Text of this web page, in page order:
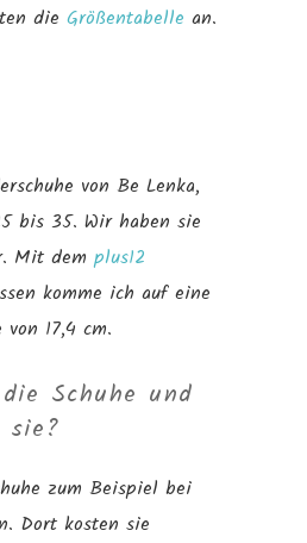
die Größentabelle an.
von Be Lenka,
bis 35. Wir haben sie
Mit demplus12
komme ich auf eine
17,4 cm.
Schuhe und
sie?
zum Beispiel bei
Dort kosten sie